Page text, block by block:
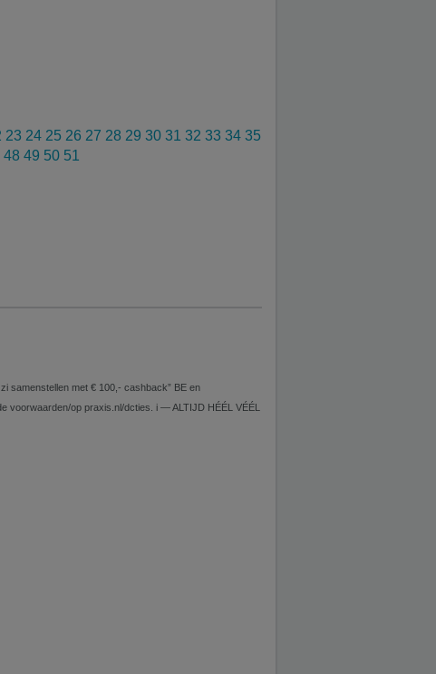
23 24 25 26 27 28 29 30 31 32 33 34 35
48 49 50 51
samenstellen met € 100,- cashback” BE en
voorwaarden/op praxis.nl/dcties. i — ALTIJD HÉÉL VÉÉL